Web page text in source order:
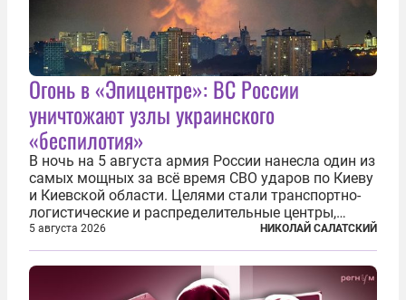
Огонь в «Эпицентре»: ВС России
уничтожают узлы украинского
«беспилотия»
В ночь на 5 августа армия России нанесла один из
самых мощных за всё время СВО ударов по Киеву
и Киевской области. Целями стали транспортно-
логистические и распределительные центры,
которые ВСУ использовали для хранения и
доставки вооружений и грузов военного
назначения. Атака также «накрыла»...
5 августа 2026 НИКОЛАЙ САЛАТСКИЙ